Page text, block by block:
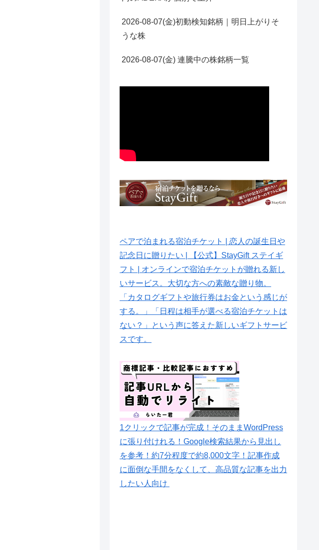
2026-08-07(金)初動検知銘柄｜明日上がりそ
うな株
2026-08-07(金) 連騰中の株銘柄一覧
ペアで泊まれる宿泊チケット | 恋人の誕生日や
記念日に贈りたい | 【公式】StayGift ステイギ
フト | オンラインで宿泊チケットが贈れる新し
いサービス。大切な方への素敵な贈り物。
「カタログギフトや旅行券はお金という感じが
する。」「日程は相手が選べる宿泊チケットは
ない？」という声に答えた新しいギフトサービ
スです。
1クリックで記事が完成！そのままWordPress
に張り付けれる！Google検索結果から見出し
を参考！約7分程度で約8,000文字！記事作成
に面倒な手間をなくして、高品質な記事を出力
したい人向け